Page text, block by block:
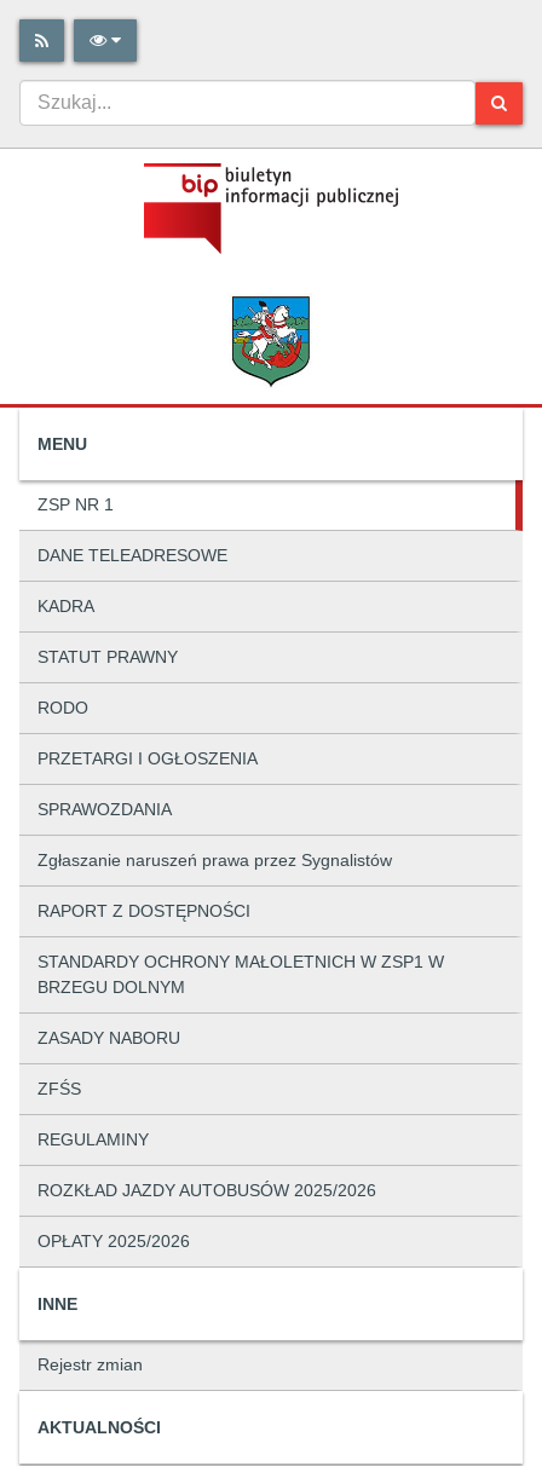
MENU
ZSP NR 1
DANE TELEADRESOWE
KADRA
STATUT PRAWNY
RODO
PRZETARGI I OGŁOSZENIA
SPRAWOZDANIA
Zgłaszanie naruszeń prawa przez Sygnalistów
RAPORT Z DOSTĘPNOŚCI
STANDARDY OCHRONY MAŁOLETNICH W ZSP1 W
BRZEGU DOLNYM
ZASADY NABORU
ZFŚS
REGULAMINY
ROZKŁAD JAZDY AUTOBUSÓW 2025/2026
OPŁATY 2025/2026
INNE
Rejestr zmian
AKTUALNOŚCI